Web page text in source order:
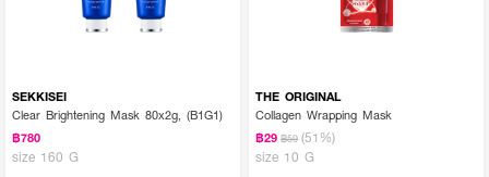
SEKKISEI
Clear Brightening Mask 80x2g, (B1G1)
฿780
size 160 G
THE ORIGINAL
Collagen Wrapping Mask
฿29 ฿59 (51%)
size 10 G